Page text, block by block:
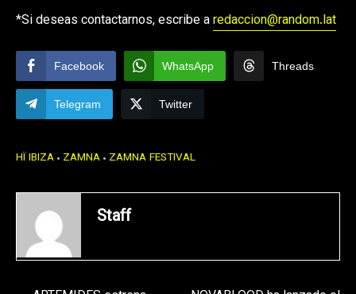
*Si deseas contactarnos, escribe aredaccion@random.lat
Facebook WhatsApp Threads
Telegram Twitter
HÏ IBIZA ZAMNA ZAMNA FESTIVAL
Staff